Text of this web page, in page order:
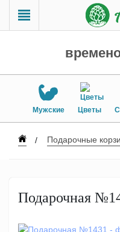
Мужские Цветы
Подарочные
Подарочная